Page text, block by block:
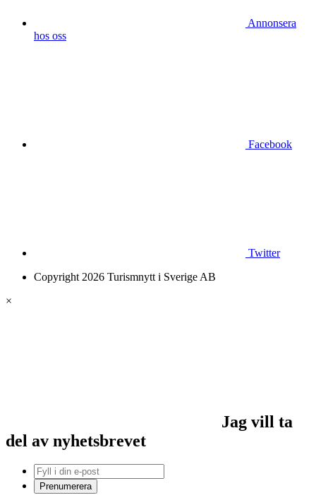
Annonsera
hos oss
Facebook
Twitter
Copyright 2026 Turismnytt i Sverige AB
×
Jag vill ta
del av nyhetsbrevet
Prenumerera